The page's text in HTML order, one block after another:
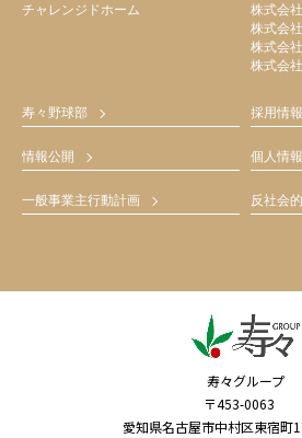
チャレンジドホーム
株式会
株式会
株式会
株式会
寿々野球部
情報公開
一般事業主行動計画
採用情報
個人情
反社会
寿々グループ
〒453-0063
愛知県名古屋市中村区東宿町